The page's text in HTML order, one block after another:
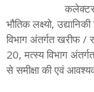
कलेक्टर ने आत्मा
भौतिक लक्ष्यो,
विभाग अंतर्गत खरीफ
20, मत्स्य विभाग
से समीक्षा की एवं